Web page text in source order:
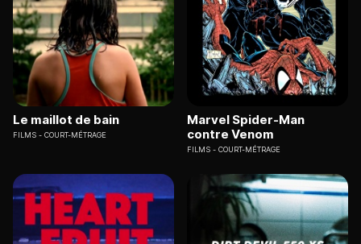
Le maillot de bain
FILMS COURT-MÉTRAGE
Marvel Spider-Man
contre Venom
FILMS COURT-MÉTRAGE